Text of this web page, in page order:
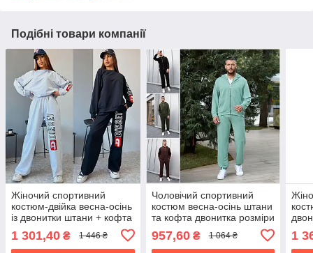
Подібні товари компанії
Жіночий спортивний
костюм-двійка весна-осінь
із двонитки штани + кофта
1 301,40 ₴ 1 446 ₴
Чоловічий спортивний
костюм весна-осінь штани
та кофта двонитка розміри
957,60₴ 1 064 ₴ 1